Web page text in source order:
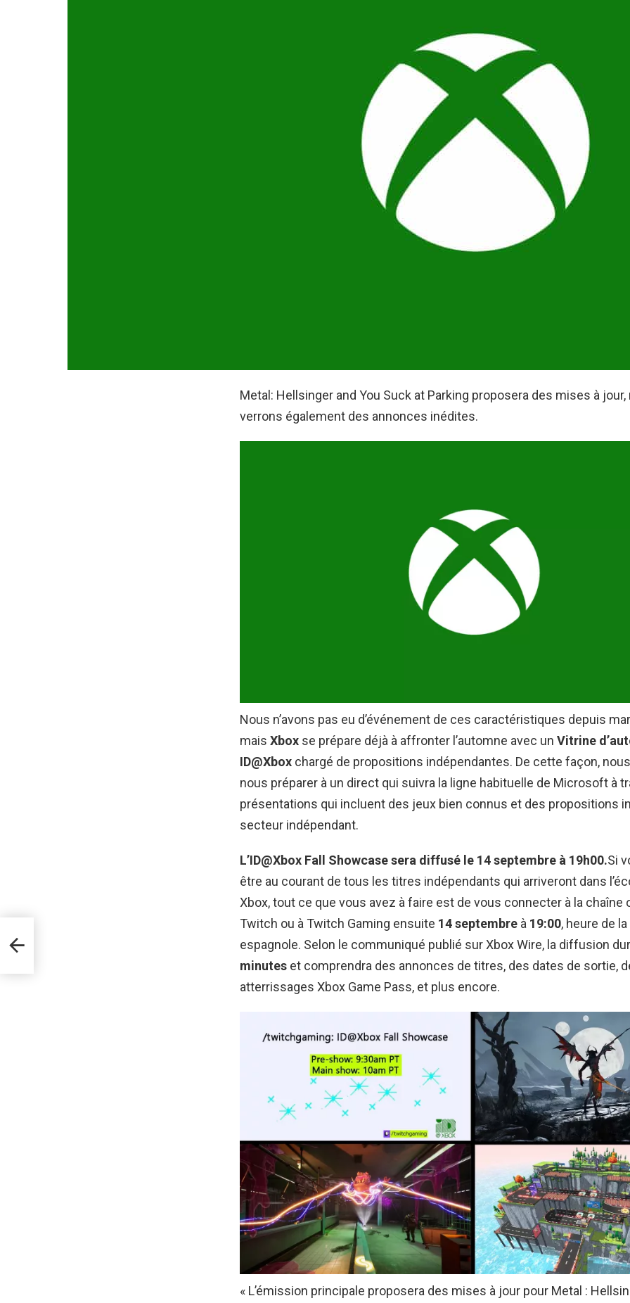
Metal: Hellsinger and You Suck at Parking proposera des mises à
verrons également des annonces inédites.
Nous n’avons pas eu d’événement de ces caractéristiques depuis
mais Xbox se prépare déjà à affronter l’automne avec un Vitrine
ID@Xbox chargé de propositions indépendantes. De cette façon,
nous préparer à un direct qui suivra la ligne habituelle de Microsoft à
présentations qui incluent des jeux bien connus et des propositions
secteur indépendant.
L’ID@Xbox Fall Showcase sera diffusé le 14 septembre à 19h00.Si
être au courant de tous les titres indépendants qui arriveront dans
Xbox, tout ce que vous avez à faire est de vous connecter à la chaîne
Twitch ou à Twitch Gaming ensuite 14 septembre à 19:00, heure de
espagnole. Selon le communiqué publié sur Xbox Wire, la diffusion
minutes et comprendra des annonces de titres, des dates de sortie,
atterrissages Xbox Game Pass, et plus encore.
« L’émission principale proposera des mises à jour pour Metal :